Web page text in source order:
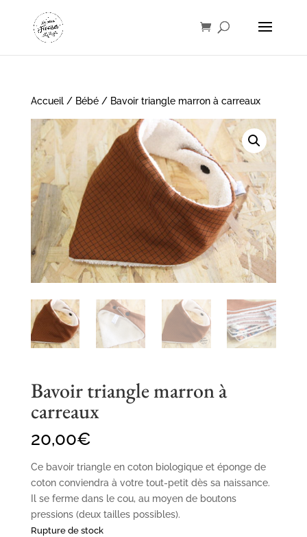
Accueil/ Bébé/ Bavoir triangle marron à carreaux
Bavoir triangle marron à
carreaux
20,00€
Ce bavoir triangle en coton biologique et éponge de
coton conviendra à votre tout-petit dès sa naissance.
Il se ferme dans le cou, au moyen de boutons
pressions (deux tailles possibles).
Rupture de stock